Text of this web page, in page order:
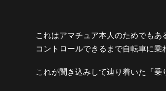
これはアマチュア本人のためでも
コントロールできるまで自転車に乗
これが聞き込みして辿り着いた『乗